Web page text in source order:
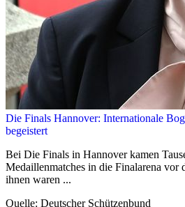
Die Finals Hannover: Internationale
begeistert
Bei Die Finals in Hannover kamen
Medaillenmatches in die Finalarena vor
ihnen waren ...
Quelle: Deutscher Schützenbund